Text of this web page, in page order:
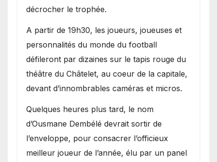
décrocher le trophée.
A partir de 19h30, les joueurs, joueuses et
personnalités du monde du football
défileront par dizaines sur le tapis rouge du
théâtre du Châtelet, au coeur de la capitale,
devant d’innombrables caméras et micros.
Quelques heures plus tard, le nom
d’Ousmane Dembélé devrait sortir de
l’enveloppe, pour consacrer l’officieux
meilleur joueur de l’année, élu par un panel